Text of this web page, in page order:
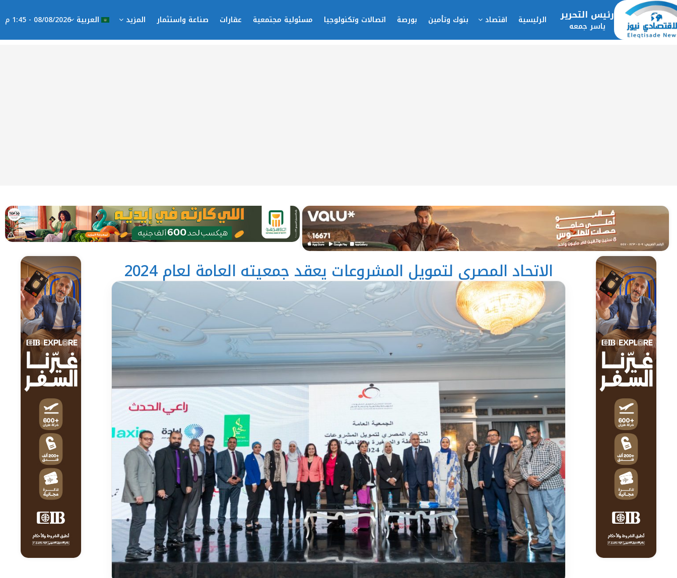
رئيس التحرير
ياسر جمعه الرئيسية اقتصاد بنوك وتأمين بورصة اتصالات وتكنولوجيا مسئولية مجتمعية عقارات صناعة واستثمار المزيد العربية 08/08/2026 - 1:45 م
الاتحاد المصري لتمويل المشروعات يعقد جمعيته العامة لعام 2024